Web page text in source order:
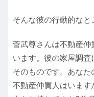
そんな彼の行動的なと
菅武尊さんは不動産仲
います。彼の家屋調
そのものです。あな
不動産仲買人はいます